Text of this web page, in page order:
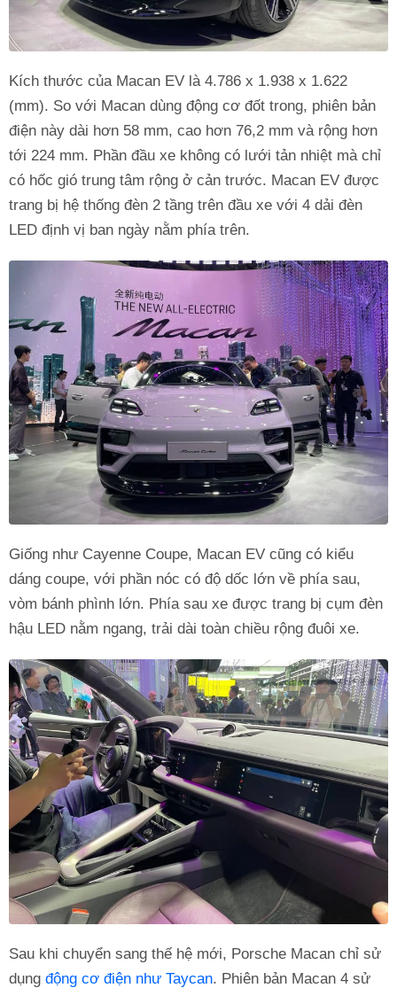
Kích thước của Macan EV là 4.786 x 1.938 x 1.622
(mm). So với Macan dùng động cơ đốt trong, phiên bản
điện này dài hơn 58 mm, cao hơn 76,2 mm và rộng hơn
tới 224 mm. Phần đầu xe không có lưới tản nhiệt mà chỉ
có hốc gió trung tâm rộng ở cản trước. Macan EV được
trang bị hệ thống đèn 2 tầng trên đầu xe với 4 dải đèn
LED định vị ban ngày nằm phía trên.
Giống như Cayenne Coupe, Macan EV cũng có kiểu
dáng coupe, với phần nóc có độ dốc lớn về phía sau,
vòm bánh phình lớn. Phía sau xe được trang bị cụm đèn
hậu LED nằm ngang, trải dài toàn chiều rộng đuôi xe.
Sau khi chuyển sang thế hệ mới, Porsche Macan chỉ sử
dụng động cơ điện như Taycan. Phiên bản Macan 4 sử